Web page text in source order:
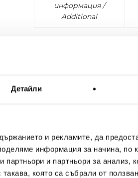
Детайли
и рекламите, да
информация за начина, по
и партньори за анализ,
която са събрали от
информация /
Additional
* Комплект от 24 бр. в
Колекцията Moon на
форма, мекота и
емоционална сила.
лунните лъчи
Moon is characterized by
lightness that
round-shaped spoon
poetic and symbolic